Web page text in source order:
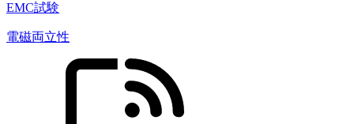
EMC試験
電磁両立性